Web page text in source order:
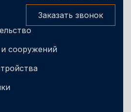
Заказать звонок
сооружений